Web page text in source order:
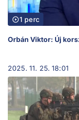
1 perc
Orbán Viktor: Új
2025. 11. 25. 18:01